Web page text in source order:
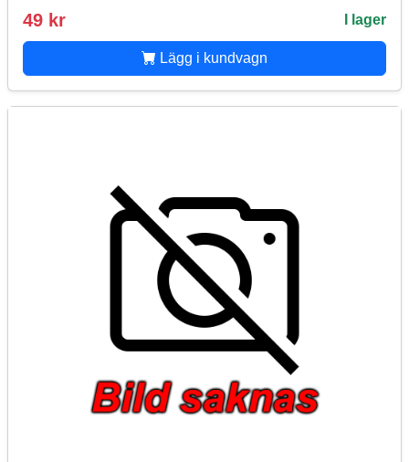
49 kr I lager
Lägg i kundvagn